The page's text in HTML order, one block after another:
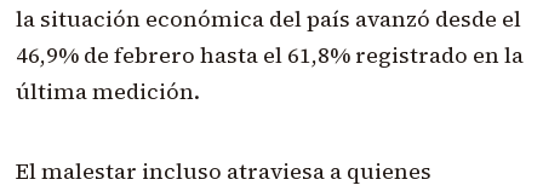
la situación económica del país avanzó desde el
46,9% de febrero hasta el 61,8% registrado en la
última medición.
El malestar incluso atraviesa a quienes